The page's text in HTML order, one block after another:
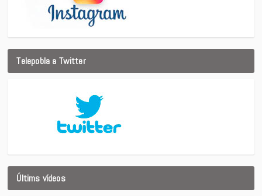
Telepobla a Twitter
Últims vídeos